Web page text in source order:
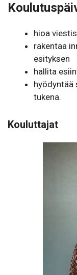
hioa
rakentaa
esityksen
hallita
hyödyntää
tukena.
Kouluttajat